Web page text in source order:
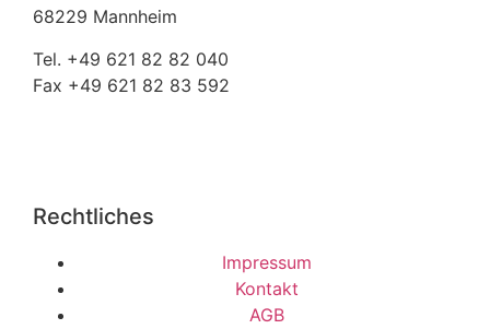
68229 Mannheim
Tel. +49 621 82 82 040
Fax +49 621 82 83 592
Rechtliches
Impressum
Kontakt
AGB